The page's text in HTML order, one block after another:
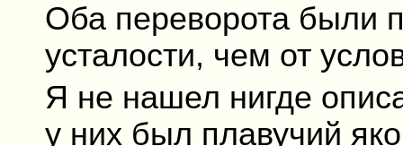
Оба переворота были
усталости, чем от
Я не нашел нигде
у них был плавучий